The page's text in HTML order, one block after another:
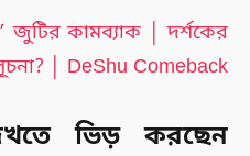
জুটির কামব্যাক │ দর্শকের
│ DeShu Comeback
ভিড় করছেন